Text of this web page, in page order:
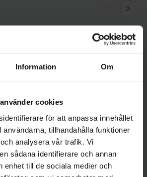
Information Om
cookies
för att anpassa innehållet
användarna, tillhandahålla funktioner
analysera vår trafik. Vi
sådana identifierare och annan
enhet till de sociala medier och